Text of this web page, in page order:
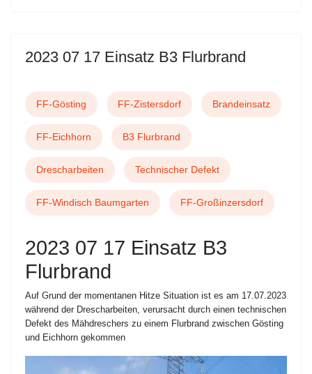
2023 07 17 Einsatz B3 Flurbrand
FF-Gösting FF-Zistersdorf Brandeinsatz
FF-Eichhorn B3 Flurbrand
Drescharbeiten Technischer Defekt
FF-Windisch Baumgarten FF-Großinzersdorf
2023 07 17 Einsatz B3
Flurbrand
Auf Grund der momentanen Hitze Situation ist es am 17.07.2023
während der Drescharbeiten, verursacht durch einen technischen
Defekt des Mähdreschers zu einem Flurbrand zwischen Gösting
und Eichhorn gekommen